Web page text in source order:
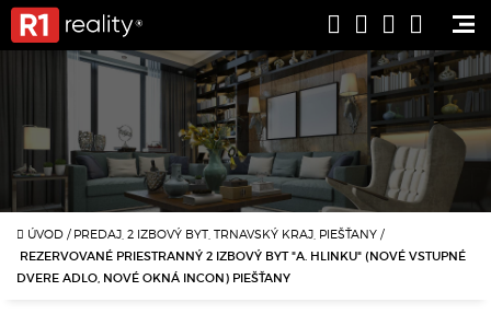
ÚVOD / PREDAJ, 2 IZBOVÝ BYT, TRNAVSKÝ KRAJ, PIEŠŤANY /
REZERVOVANÉ PRIESTRANNÝ 2 IZBOVÝ BYT "A. HLINKU" (NOVÉ VSTUPNÉ
DVERE ADLO, NOVÉ OKNÁ INCON) PIEŠŤANY